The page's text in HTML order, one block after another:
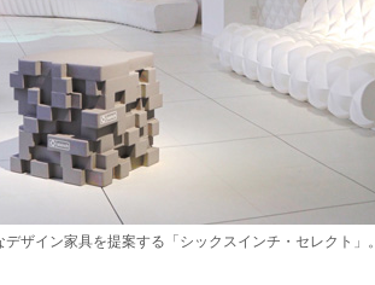
ザイン家具を提案する「シックスインチ・セレクト」。